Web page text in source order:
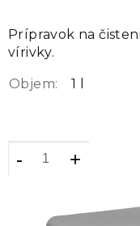
Prípravok na
vírivky.
Objem: 1 l
- +